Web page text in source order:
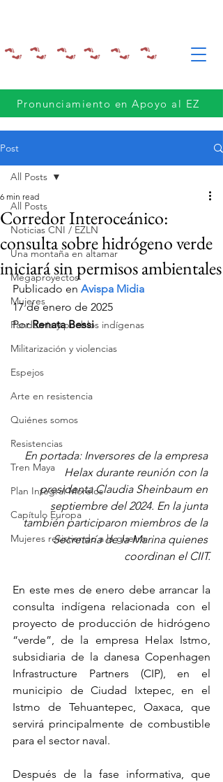
Pronunciamiento en Apoyo al EZ
Post
All Posts
Noticias CNI / EZLN
Una montaña en altamar
Megaproyectos
Mujeres
Pandemia y pueblos indígenas
Militarización y violencias
Espejos
Arte en resistencia
Quiénes somos
Resistencias
Tren Maya
Plan Integral Morelos
Capítulo Europa
Mujeres resistiendo a la guerra
All Posts
Corredor Interoceánico:
consulta sobre hidrógeno verde
iniciará sin permisos ambientales
6 min read
Publicado en Avispa Midia
17 de enero de 2025
Por Renata Bessi
En portada: Inversores de la empresa
Helax durante reunión con la
presidenta Claudia Sheinbaum en
septiembre del 2024. En la junta
también participaron miembros de la
Secretaría de la Marina quienes
coordinan el CIIT.
En este mes de enero debe arrancar la
consulta indígena relacionada con el
proyecto de producción de hidrógeno
“verde”, de la empresa Helax Istmo,
subsidiaria de la danesa Copenhagen
Infrastructure Partners (CIP), en el
municipio de Ciudad Ixtepec, en el
Istmo de Tehuantepec, Oaxaca, que
servirá principalmente de combustible
para el sector naval.
Después de la fase informativa, que